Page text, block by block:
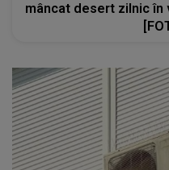
mâncat desert zilnic în